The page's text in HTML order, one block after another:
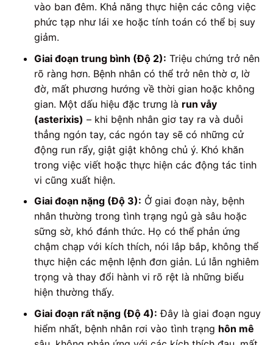
vào ban đêm. Khả năng thực hiện các công việc
phức tạp như lái xe hoặc tính toán có thể bị suy
giảm.
Giai đoạn trung bình (Độ 2): Triệu chứng trở nên
rõ ràng hơn. Bệnh nhân có thể trở nên thờ ơ, lờ
đờ, mất phương hướng về thời gian hoặc không
gian. Một dấu hiệu đặc trưng là run vẫy
(asterixis) – khi bệnh nhân giơ tay ra và duỗi
thẳng ngón tay, các ngón tay sẽ có những cử
động run rẩy, giật giật không chủ ý. Khó khăn
trong việc viết hoặc thực hiện các động tác tinh
vi cũng xuất hiện.
Giai đoạn nặng (Độ 3): Ở giai đoạn này, bệnh
nhân thường trong tình trạng ngủ gà sâu hoặc
sững sờ, khó đánh thức. Họ có thể phản ứng
chậm chạp với kích thích, nói lắp bắp, không thể
thực hiện các mệnh lệnh đơn giản. Lú lẫn nghiêm
trọng và thay đổi hành vi rõ rệt là những biểu
hiện thường thấy.
Giai đoạn rất nặng (Độ 4): Đây là giai đoạn nguy
hiểm nhất, bệnh nhân rơi vào tình trạng hôn mê